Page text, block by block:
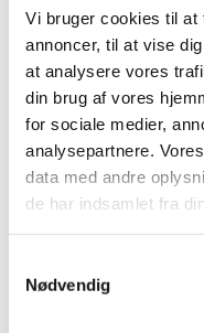
Vi bruger cookies til at
annoncer, til at vise
at analysere vores
din brug af vores
for sociale medier,
analysepartnere.
data med andre
de har indsamlet fra
Nødvendig
2024 (224)
december (28)
november (28)
oktober (28)
september (15)
august (10)
april (12)